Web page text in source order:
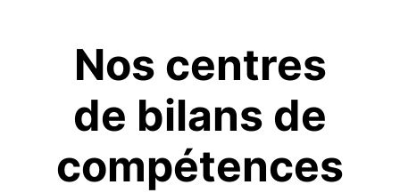
Nos centres
de bilans de
compétences